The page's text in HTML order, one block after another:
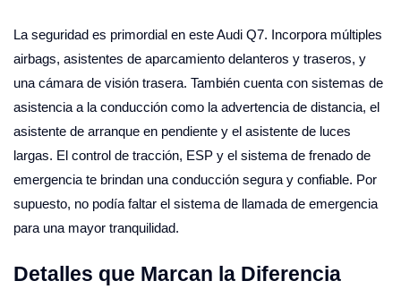
La seguridad es primordial en este Audi Q7. Incorpora múltiples
airbags, asistentes de aparcamiento delanteros y traseros, y
una cámara de visión trasera. También cuenta con sistemas de
asistencia a la conducción como la advertencia de distancia, el
asistente de arranque en pendiente y el asistente de luces
largas. El control de tracción, ESP y el sistema de frenado de
emergencia te brindan una conducción segura y confiable. Por
supuesto, no podía faltar el sistema de llamada de emergencia
para una mayor tranquilidad.
Detalles que Marcan la Diferencia